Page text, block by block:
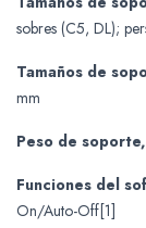
sobres (C5, DL);
Tamaños de
mm
Peso de
Funciones del
On/Auto-Off[1]